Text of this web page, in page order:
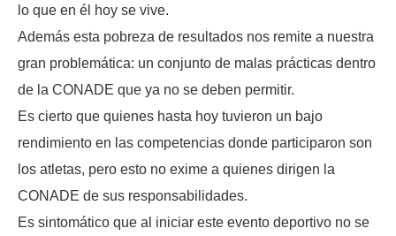
lo que en él hoy se vive.
Además esta pobreza de resultados nos remite a nuestra
gran problemática: un conjunto de malas prácticas dentro
de la CONADE que ya no se deben permitir.
Es cierto que quienes hasta hoy tuvieron un bajo
rendimiento en las competencias donde participaron son
los atletas, pero esto no exime a quienes dirigen la
CONADE de sus responsabilidades.
Es sintomático que al iniciar este evento deportivo no se